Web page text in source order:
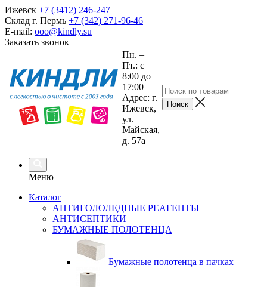
Ижевск +7 (3412) 246-247
Склад г. Пермь +7 (342) 271-96-46
E-mail: ooo@kindly.su
Заказать звонок
Пн. –
Пт.: с
8:00 до
17:00
Адрес: г.
Ижевск,
ул.
Майская,
д. 57а
Меню
Каталог
АНТИГОЛОЛЕДНЫЕ РЕАГЕНТЫ
АНТИСЕПТИКИ
БУМАЖНЫЕ ПОЛОТЕНЦА
Бумажные полотенца в пачках